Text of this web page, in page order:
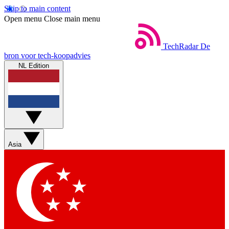
Skip to main content
Open menu Close main menu
TechRadar De
bron voor tech-koopadvies
NL Edition
Asia